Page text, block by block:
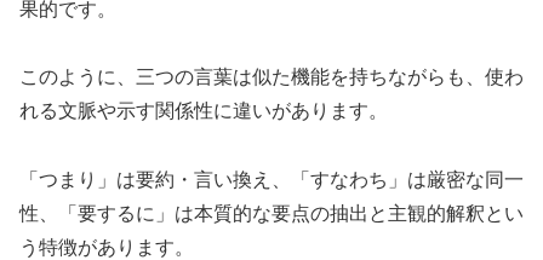
果的です。
このように、三つの言葉は似た機能を持ちながらも、使わ
れる文脈や示す関係性に違いがあります。
「つまり」は要約・言い換え、「すなわち」は厳密な同一
性、「要するに」は本質的な要点の抽出と主観的解釈とい
う特徴があります。